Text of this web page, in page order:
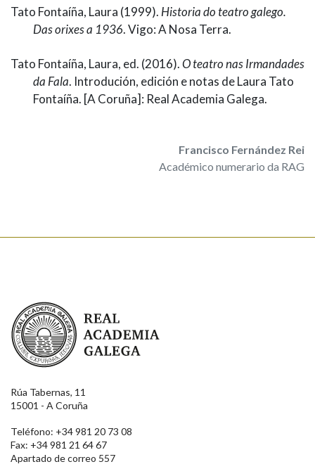
Tato Fontaíña, Laura (1999). Historia do teatro galego.
Das orixes a 1936. Vigo: A Nosa Terra.
Tato Fontaíña, Laura, ed. (2016).O teatro nas Irmandades
da Fala. Introdución, edición e notas de Laura Tato
Fontaíña. [A Coruña]: Real Academia Galega.
Francisco Fernández Rei
Académico numerario da RAG
Real Academia Galega
Rúa Tabernas, 11
15001 - A Coruña
Teléfono: +34 981 20 73 08
Fax: +34 981 21 64 67
Apartado de correo 557